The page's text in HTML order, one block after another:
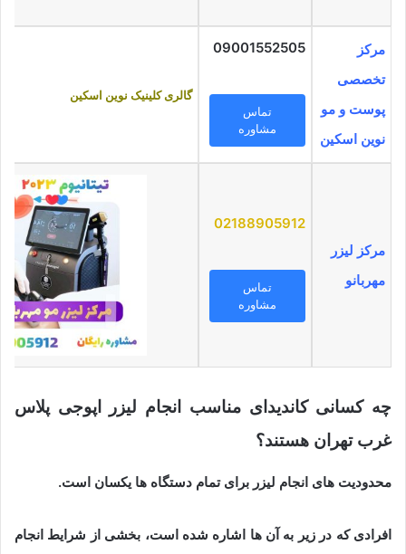
مرکز
تخصصی
پوست و مو
نوین اسکین
09001552505
تماس
مشاوره
گالری کلینیک نوین اسکین
مرکز لیزر
مهربانو
02188905912
تماس
مشاوره
چه کسانی کاندیدای مناسب انجام لیزر اپوجی پلاس
غرب تهران هستند؟
محدودیت های انجام لیزر برای تمام دستگاه ها یکسان است.
افرادی که در زیر به آن ها اشاره شده است، بخشی از شرایط انجام